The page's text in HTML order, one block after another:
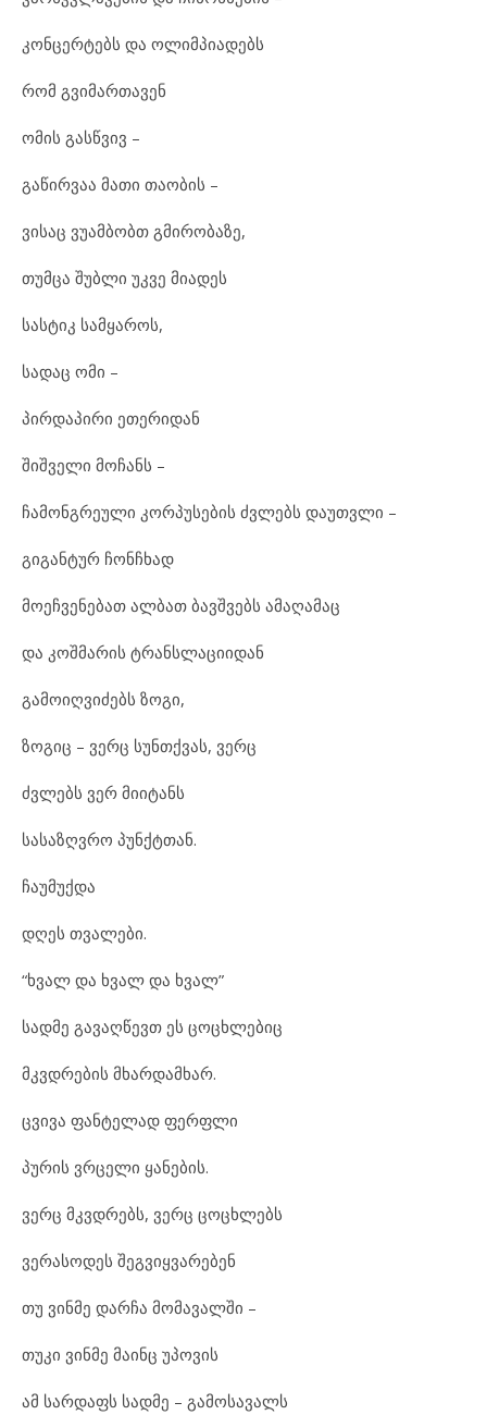
კონცერტებს და ოლიმპიადებს
რომ გვიმართავენ
ომის გასწვივ –
გაწირვაა მათი თაობის –
ვისაც ვუამბობთ გმირობაზე,
თუმცა შუბლი უკვე მიადეს
სასტიკ სამყაროს,
სადაც ომი –
პირდაპირი ეთერიდან
შიშველი მოჩანს –
ჩამონგრეული კორპუსების ძვლებს დაუთვლი –
გიგანტურ ჩონჩხად
მოეჩვენებათ ალბათ ბავშვებს ამაღამაც
და კოშმარის ტრანსლაციიდან
გამოიღვიძებს ზოგი,
ზოგიც – ვერც სუნთქვას, ვერც
ძვლებს ვერ მიიტანს
სასაზღვრო პუნქტთან.
ჩაუმუქდა
დღეს თვალები.
“ხვალ და ხვალ და ხვალ”
სადმე გავაღწევთ ეს ცოცხლებიც
მკვდრების მხარდამხარ.
ცვივა ფანტელად ფერფლი
პურის ვრცელი ყანების.
ვერც მკვდრებს, ვერც ცოცხლებს
ვერასოდეს შეგვიყვარებენ
თუ ვინმე დარჩა მომავალში –
თუკი ვინმე მაინც უპოვის
ამ სარდაფს სადმე – გამოსავალს